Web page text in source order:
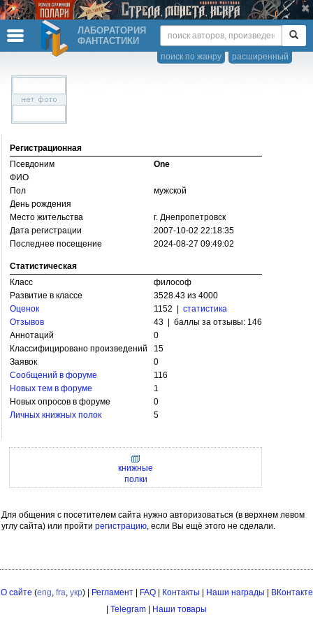
ЛАБОРАТОРИЯ
ФАНТАСТИКИ
расширенный
поиск по жанру
Регистрационная
Псевдоним
One
ФИО
Пол
мужской
День рождения
Место жительства
г. Днепропетровск
Дата регистрации
2007-10-02 22:18:35
Последнее посещение
2024-08-27 09:49:02
Статистическая
Класс
философ
Развитие в классе
3528.43 из 4000
Оценок
1152 | статистика
Отзывов
43 | баллы за отзывы: 146
Аннотаций
0
Классифицировано произведений
15
Заявок
0
Сообщений в форуме
116
Новых тем в форуме
1
Новых опросов в форуме
0
Личных книжных полок
5
книжные
полки
Для общения с посетителем сайта нужно авторизоваться (в верхнем левом
углу сайта) или пройти регистрацию, если Вы ещё этого не сделали.
О сайте (eng, fra, укр) | Регламент| FAQ| Контакты Наши награды
ВКонтакте
Telegram Наши товары